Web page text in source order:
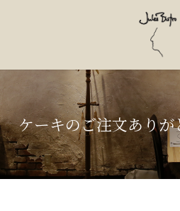
ケーキのご注文あり